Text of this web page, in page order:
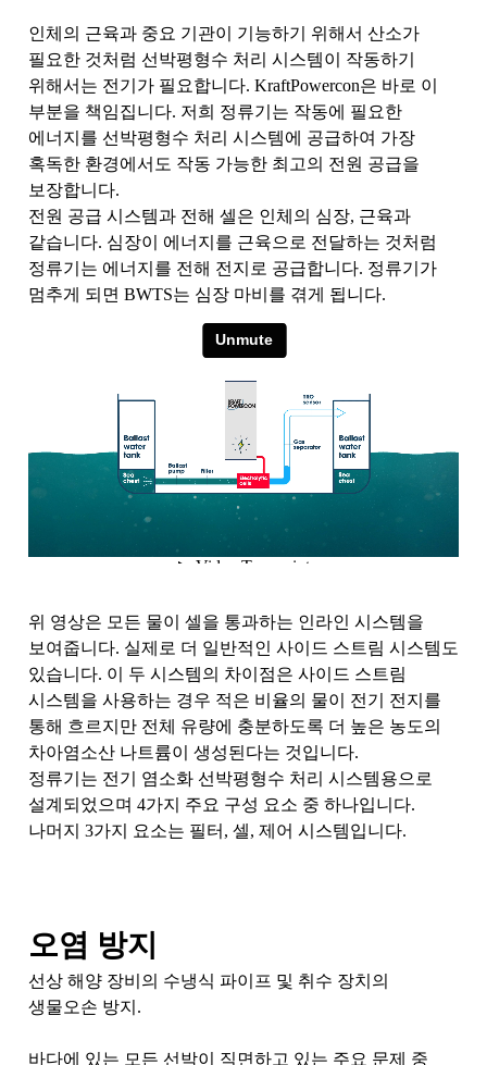
인체의 근육과 중요 기관이 기능하기 위해서 산소가
필요한 것처럼 선박평형수 처리 시스템이 작동하기
위해서는 전기가 필요합니다. KraftPowercon은 바로 이
부분을 책임집니다. 저희 정류기는 작동에 필요한
에너지를 선박평형수 처리 시스템에 공급하여 가장
혹독한 환경에서도 작동 가능한 최고의 전원 공급을
보장합니다.
전원 공급 시스템과 전해 셀은 인체의 심장, 근육과
같습니다. 심장이 에너지를 근육으로 전달하는 것처럼
정류기는 에너지를 전해 전지로 공급합니다. 정류기가
멈추게 되면 BWTS는 심장 마비를 겪게 됩니다.
위 영상은 모든 물이 셀을 통과하는 인라인 시스템을
보여줍니다. 실제로 더 일반적인 사이드 스트림 시스템도
있습니다. 이 두 시스템의 차이점은 사이드 스트림
시스템을 사용하는 경우 적은 비율의 물이 전기 전지를
통해 흐르지만 전체 유량에 충분하도록 더 높은 농도의
차아염소산 나트륨이 생성된다는 것입니다.
정류기는 전기 염소화 선박평형수 처리 시스템용으로
설계되었으며 4가지 주요 구성 요소 중 하나입니다.
나머지 3가지 요소는 필터, 셀, 제어 시스템입니다.
오염 방지
선상 해양 장비의 수냉식 파이프 및 취수 장치의
생물오손 방지.
바다에 있는 모든 선박이 직면하고 있는 주요 문제 중